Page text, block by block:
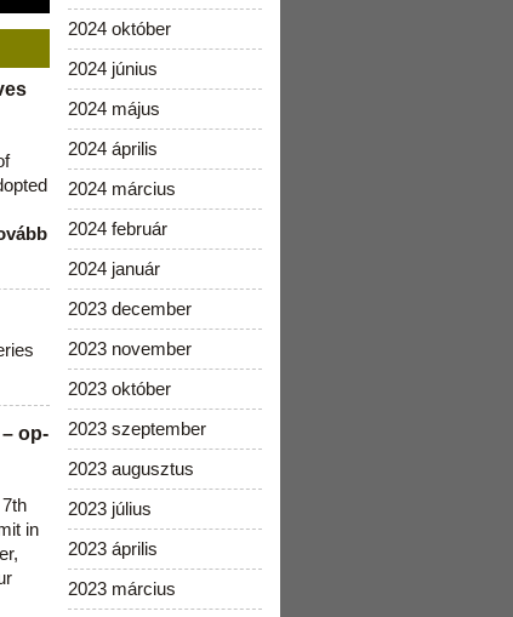
op-
in
2024 október
2024 június
2024 május
2024 április
2024 március
2024 február
2024 január
2023 december
2023 november
2023 október
2023 szeptember
2023 augusztus
2023 július
2023 április
2023 március